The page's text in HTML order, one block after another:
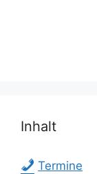
Inhalt
Termine